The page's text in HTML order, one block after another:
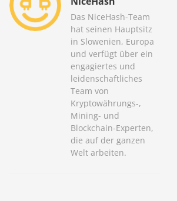
Das NiceHash-Team
hat seinen Hauptsitz
in Slowenien, Europa
und verfügt über ein
engagiertes und
leidenschaftliches
Team von
Kryptowährungs-,
Mining- und
Blockchain-Experten,
die auf der ganzen
Welt arbeiten.